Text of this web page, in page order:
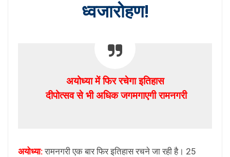
ध्वजारोहण!
अयोध्या में फिर रचेगा इतिहास
दीपोत्सव से भी अधिक जगमगाएगी रामनगरी
अयोध्या:रामनगरी एक बार फिर इतिहास रचने जा रही है। 25